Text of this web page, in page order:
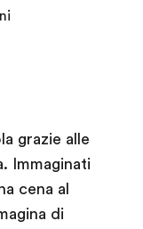
grazie alle
Immaginati
cena al
di